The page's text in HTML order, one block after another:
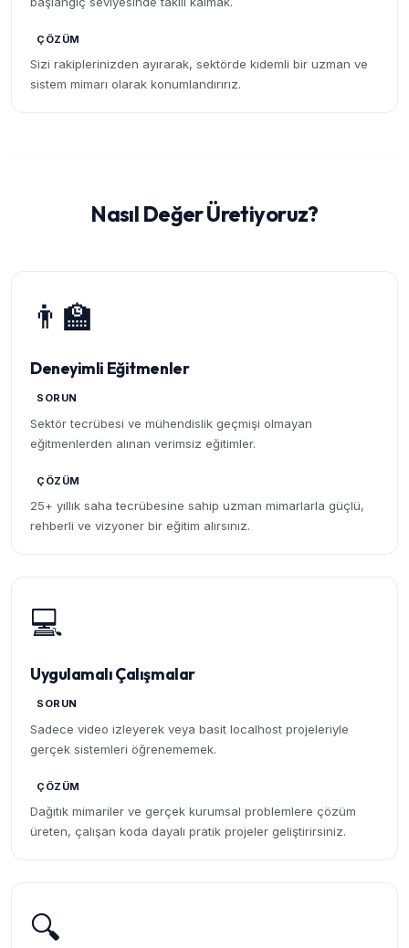
ÇÖZÜM
Sizi rakiplerinizden ayırarak, sektörde kıdemli bir uzman ve
sistem mimarı olarak konumlandırırız.
Nasıl Değer Üretiyoruz?
👨‍🏫
Deneyimli Eğitmenler
SORUN
Sektör tecrübesi ve mühendislik geçmişi olmayan
eğitmenlerden alınan verimsiz eğitimler.
ÇÖZÜM
25+ yıllık saha tecrübesine sahip uzman mimarlarla güçlü,
rehberli ve vizyoner bir eğitim alırsınız.
💻
Uygulamalı Çalışmalar
SORUN
Sadece video izleyerek veya basit localhost projeleriyle
gerçek sistemleri öğrenememek.
ÇÖZÜM
Dağıtık mimariler ve gerçek kurumsal problemlere çözüm
üreten, çalışan koda dayalı pratik projeler geliştirirsiniz.
🔍